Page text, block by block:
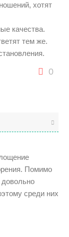
хотят
качества.
тем же.
0
Помимо
довольно
среди них